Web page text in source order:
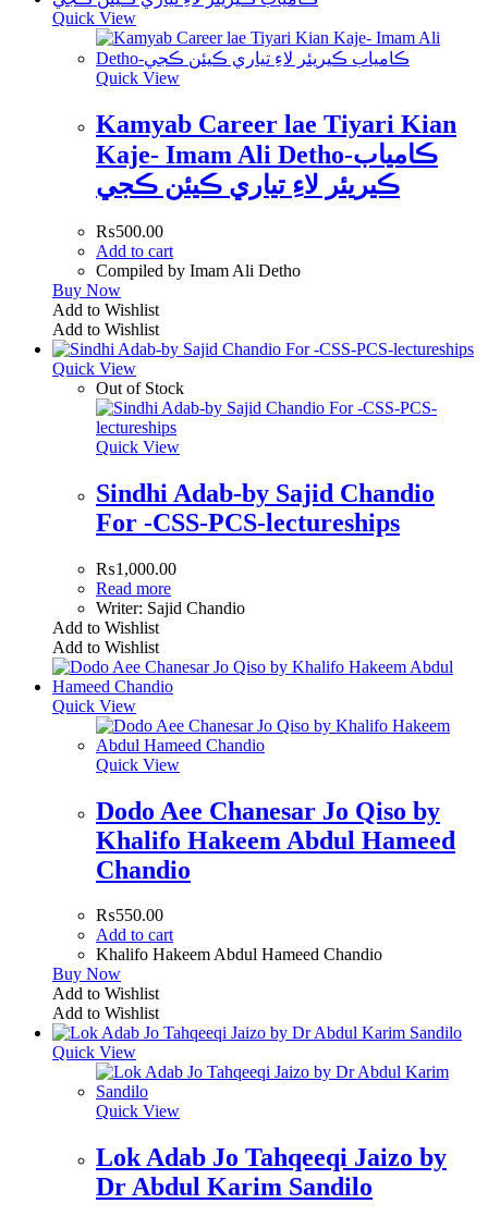
Quick View
Quick View
Kamyab Career lae Tiyari Kian
Kaje- Imam Ali Detho-ڪامياب
ڪيريئر لاءِ تياري ڪيئن ڪجي
₨500.00
Add to cart
Compiled by Imam Ali Detho
Buy Now
Add to Wishlist
Add to Wishlist
Quick View
Out of Stock
Quick View
Sindhi Adab-by Sajid Chandio
For -CSS-PCS-lectureships
₨1,000.00
Read more
Writer: Sajid Chandio
Add to Wishlist
Add to Wishlist
Quick View
Quick View
Dodo Aee Chanesar Jo Qiso by
Khalifo Hakeem Abdul Hameed
Chandio
₨550.00
Add to cart
Khalifo Hakeem Abdul Hameed Chandio
Buy Now
Add to Wishlist
Add to Wishlist
Quick View
Quick View
Lok Adab Jo Tahqeeqi Jaizo by
Dr Abdul Karim Sandilo